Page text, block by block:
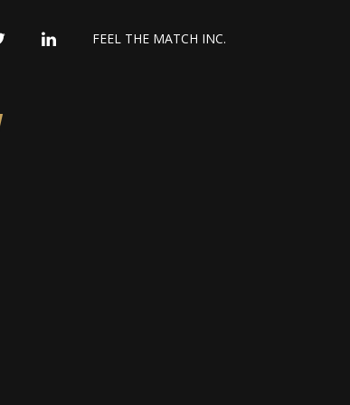
TWITTERLINKEDINFEEL THE MATCH INC.